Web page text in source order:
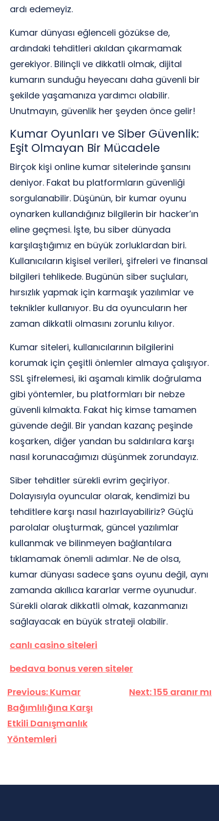
ardı edemeyiz.
Kumar dünyası eğlenceli gözükse de,
ardındaki tehditleri akıldan çıkarmamak
gerekiyor. Bilinçli ve dikkatli olmak, dijital
kumarın sunduğu heyecanı daha güvenli bir
şekilde yaşamanıza yardımcı olabilir.
Unutmayın, güvenlik her şeyden önce gelir!
Kumar Oyunları ve Siber Güvenlik:
Eşit Olmayan Bir Mücadele
Birçok kişi online kumar sitelerinde şansını
deniyor. Fakat bu platformların güvenliği
sorgulanabilir. Düşünün, bir kumar oyunu
oynarken kullandığınız bilgilerin bir hacker’ın
eline geçmesi. İşte, bu siber dünyada
karşılaştığımız en büyük zorluklardan biri.
Kullanıcıların kişisel verileri, şifreleri ve finansal
bilgileri tehlikede. Bugünün siber suçluları,
hırsızlık yapmak için karmaşık yazılımlar ve
teknikler kullanıyor. Bu da oyuncuların her
zaman dikkatli olmasını zorunlu kılıyor.
Kumar siteleri, kullanıcılarının bilgilerini
korumak için çeşitli önlemler almaya çalışıyor.
SSL şifrelemesi, iki aşamalı kimlik doğrulama
gibi yöntemler, bu platformları bir nebze
güvenli kılmakta. Fakat hiç kimse tamamen
güvende değil. Bir yandan kazanç peşinde
koşarken, diğer yandan bu saldırılara karşı
nasıl korunacağımızı düşünmek zorundayız.
Siber tehditler sürekli evrim geçiriyor.
Dolayısıyla oyuncular olarak, kendimizi bu
tehditlere karşı nasıl hazırlayabiliriz? Güçlü
parolalar oluşturmak, güncel yazılımlar
kullanmak ve bilinmeyen bağlantılara
tıklamamak önemli adımlar. Ne de olsa,
kumar dünyası sadece şans oyunu değil, aynı
zamanda akıllıca kararlar verme oyunudur.
Sürekli olarak dikkatli olmak, kazanmanızı
sağlayacak en büyük strateji olabilir.
canlı casino siteleri
bedava bonus veren siteler
Yazı
gezinmesi
Previous: Kumar
Bağımlılığına Karşı
Etkili Danışmanlık
Yöntemleri
Next:155 aranır mı